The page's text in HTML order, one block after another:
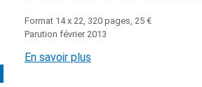
Format 14 x 22, 320 pages, 25 €
Parution février 2013
En savoir plus